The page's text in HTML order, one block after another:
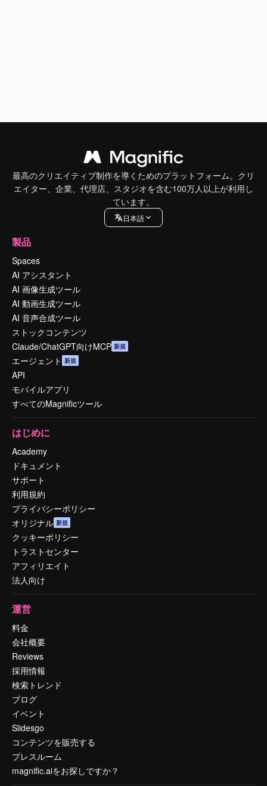
最高のクリエイティブ制作を導くためのプラットフォーム。クリ
エイター、企業、代理店、スタジオを含む100万人以上が利用し
ています。
日本語
製品
Spaces
AI アシスタント
AI 画像生成ツール
AI 動画生成ツール
AI 音声合成ツール
ストックコンテンツ
Claude/ChatGPT向けMCP 新規
エージェント 新規
API
モバイルアプリ
すべてのMagnificツール
はじめに
Academy
ドキュメント
サポート
利用規約
プライバシーポリシー
オリジナル 新規
クッキーポリシー
トラストセンター
アフィリエイト
法人向け
運営
料金
会社概要
Reviews
採用情報
検索トレンド
ブログ
イベント
Slidesgo
コンテンツを販売する
プレスルーム
magnific.aiをお探しですか？